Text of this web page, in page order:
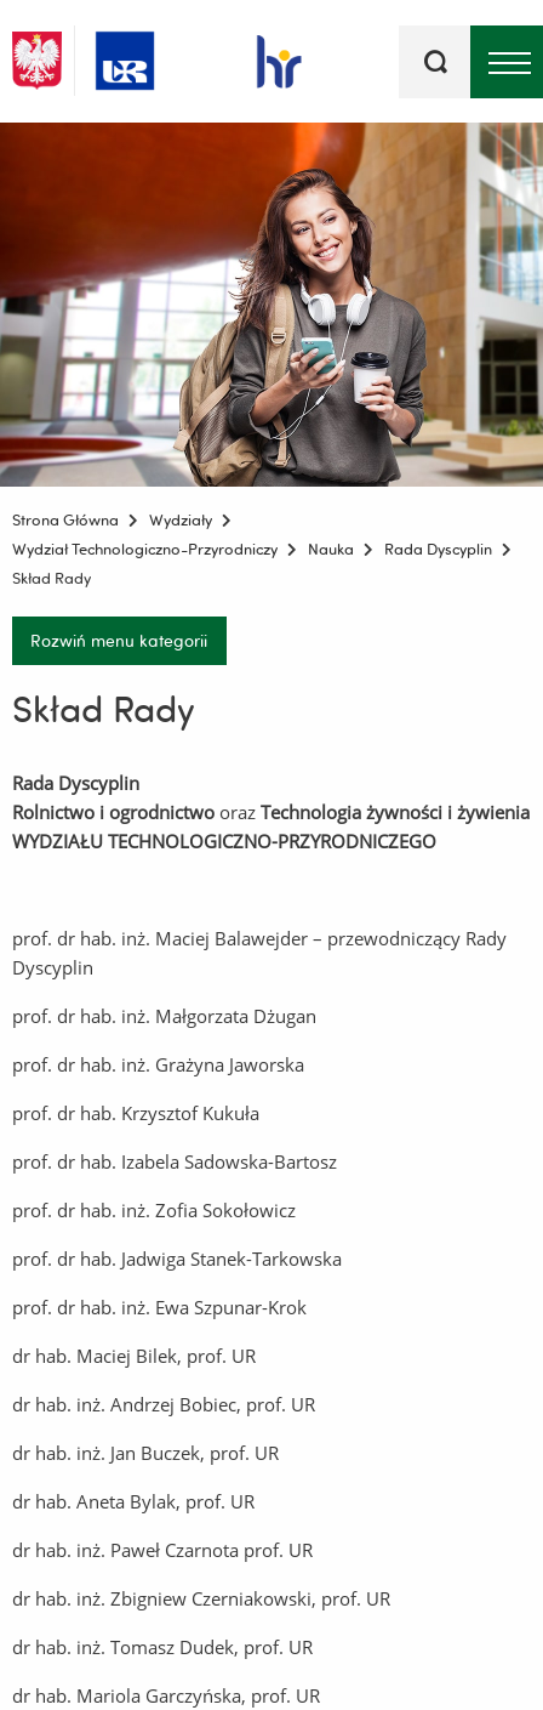
kluczowe
Strona Główna
Wydziały
Wydział Technologiczno-Przyrodniczy
Nauka
Rada Dyscyplin
Skład Rady
Rozwiń menu kategorii
Skład Rady
Rada Dyscyplin
Rolnictwo i ogrodnictwo oraz Technologia żywności i żywienia
WYDZIAŁU TECHNOLOGICZNO-PRZYRODNICZEGO
prof. dr hab. inż. Maciej Balawejder – przewodniczący Rady
Dyscyplin
prof. dr hab. inż. Małgorzata Dżugan
prof. dr hab. inż. Grażyna Jaworska
prof. dr hab. Krzysztof Kukuła
prof. dr hab. Izabela Sadowska-Bartosz
prof. dr hab. inż. Zofia Sokołowicz
prof. dr hab. Jadwiga Stanek-Tarkowska
prof. dr hab. inż. Ewa Szpunar-Krok
dr hab. Maciej Bilek, prof. UR
dr hab. inż. Andrzej Bobiec, prof. UR
dr hab. inż. Jan Buczek, prof. UR
dr hab. Aneta Bylak, prof. UR
dr hab. inż. Paweł Czarnota prof. UR
dr hab. inż. Zbigniew Czerniakowski, prof. UR
dr hab. inż. Tomasz Dudek, prof. UR
dr hab. Mariola Garczyńska, prof. UR